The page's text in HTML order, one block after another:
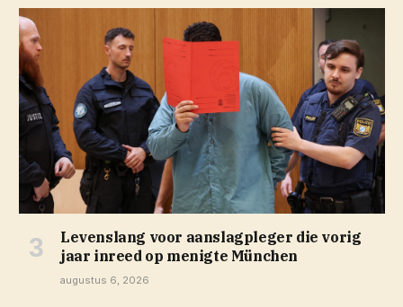
Levenslang voor aanslagpleger die vorig
jaar inreed op menigte München
augustus 6, 2026